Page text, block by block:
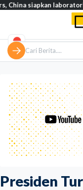
Presiden
laboratorium